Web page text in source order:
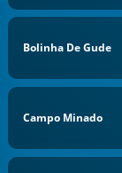
Bolinha De Gude
Campo Minado